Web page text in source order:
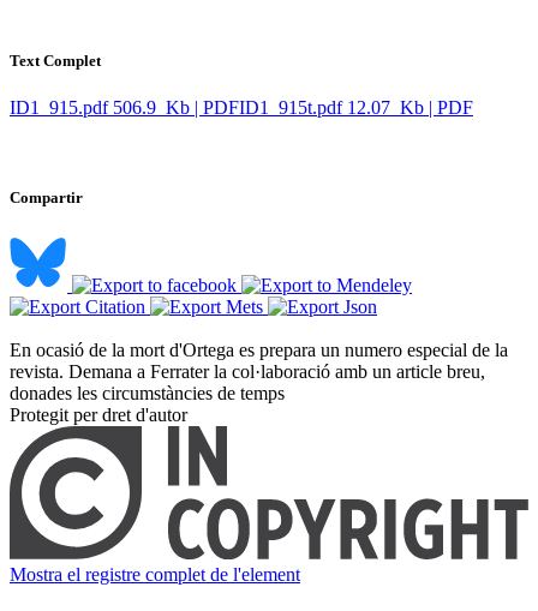
Text Complet
ID1_915.pdf 506.9 Kb | PDFID1_915t.pdf 12.07 Kb | PDF
Compartir
En ocasió de la mort d'Ortega es prepara un numero especial de la
revista. Demana a Ferrater la col·laboració amb un article breu,
donades les circumstàncies de temps ​
Protegit per dret d'autor
Mostra el registre complet de l'element